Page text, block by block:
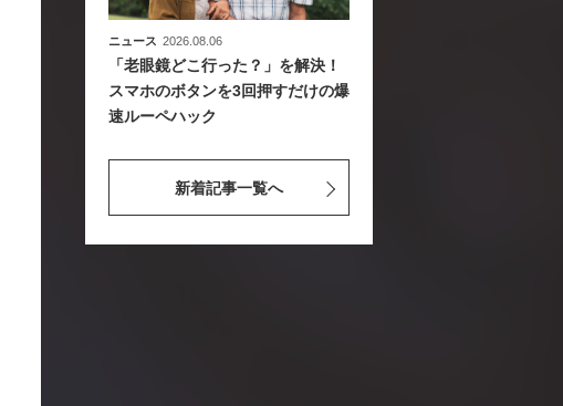
ニュース 2026.08.06
「老眼鏡どこ行った？」を解決！
スマホのボタンを3回押すだけの爆
速ルーペハック
新着記事一覧へ